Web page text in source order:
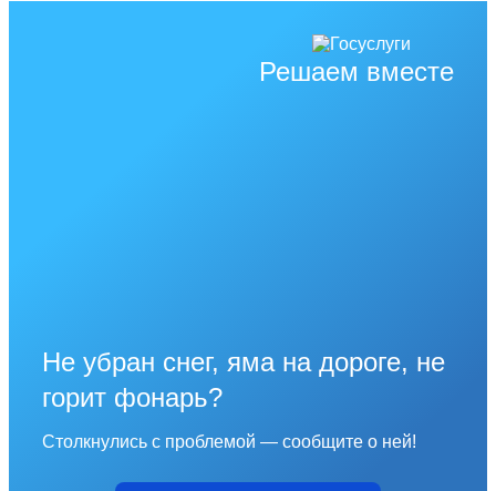
Решаем вместе
Не убран снег, яма на дороге, не
горит фонарь?
Столкнулись с проблемой — сообщите о ней!